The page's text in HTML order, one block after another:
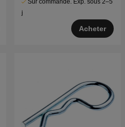
Sur commande. Exp. sous 2–5
j
Acheter